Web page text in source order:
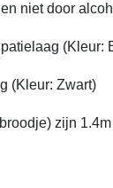
niet door
(Kleur:
(Kleur: Zwart)
zijn